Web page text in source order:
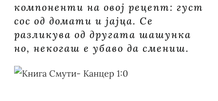
компоненти на овој рецепт: густ
сос од домати и јајца. Се
разликува од другата шашунка
но, некогаш е убаво да смениш.